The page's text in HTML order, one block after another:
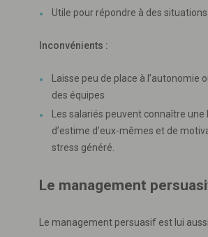
Utile pour répondre à des situations
Inconvénients :
Laisse peu de place à l’autonomie
des équipes
Les salariés peuvent connaître une
d’estime d’eux-mêmes et de
stress généré.
Le management
Le management persuasif est lui